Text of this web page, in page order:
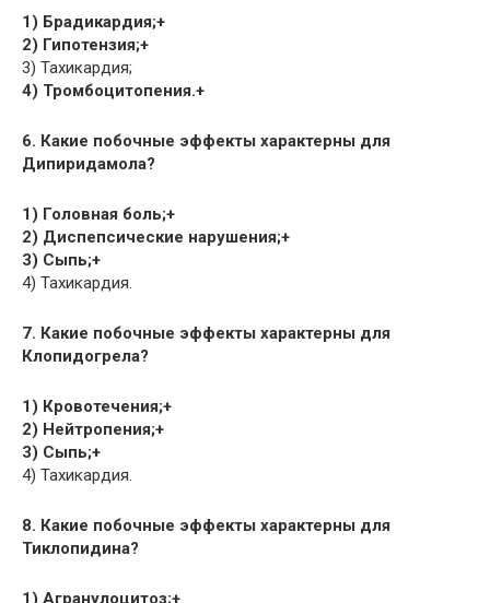
1) Брадикардия;+
2) Гипотензия;+
3) Тахикардия;
4) Тромбоцитопения.+
6. Какие побочные эффекты характерны для
Дипиридамола?
1) Головная боль;+
2) Диспепсические нарушения;+
3) Сыпь;+
4) Тахикардия.
7. Какие побочные эффекты характерны для
Клопидогрела?
1) Кровотечения;+
2) Нейтропения;+
3) Сыпь;+
4) Тахикардия.
8. Какие побочные эффекты характерны для
Тиклопидина?
1) Агранулоцитоз;+